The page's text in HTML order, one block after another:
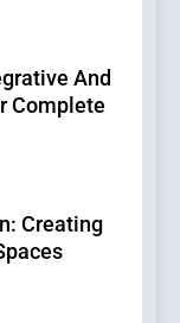
And
Complete
Creating